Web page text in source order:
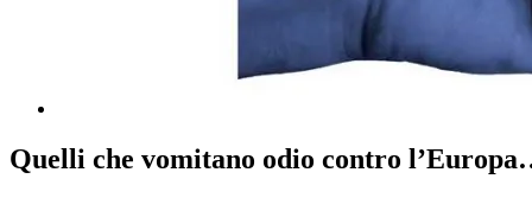
Quelli che vomitano odio contro